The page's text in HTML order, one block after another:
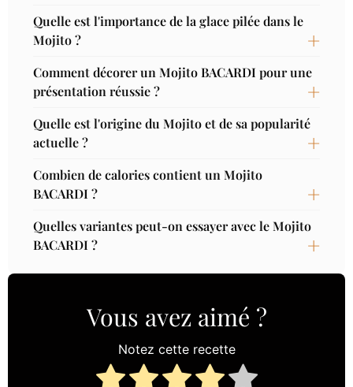
Quelle est l'importance de la glace pilée dans le
Mojito ?
Comment décorer un Mojito BACARDI pour une
présentation réussie ?
Quelle est l'origine du Mojito et de sa popularité
actuelle ?
Combien de calories contient un Mojito
BACARDI ?
Quelles variantes peut-on essayer avec le Mojito
BACARDI ?
Vous avez aimé ?
Notez cette recette